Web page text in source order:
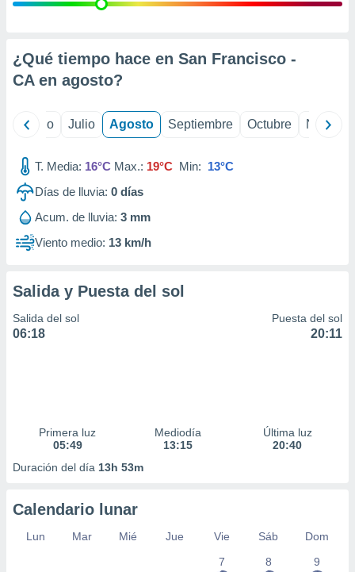
e
mediante
de
1199
¿Qué tiempo hace en San Francisco -
CA en agosto?
Junio Julio Agosto Septiembre Octubre
T. Media: 16°C Max.: 19°C Min: 13°C
Días de lluvia: 0 días
Acum. de lluvia: 3 mm
Viento medio: 13 km/h
Salida y Puesta del sol
Salida del sol
06:18
Puesta del sol
20:11
Primera luz
05:49
Mediodía
13:15
Última luz
20:40
Duración del día 13h 53m
Calendario lunar
Lun Mar Mié Jue Vie Sáb
Dom
7
8 9